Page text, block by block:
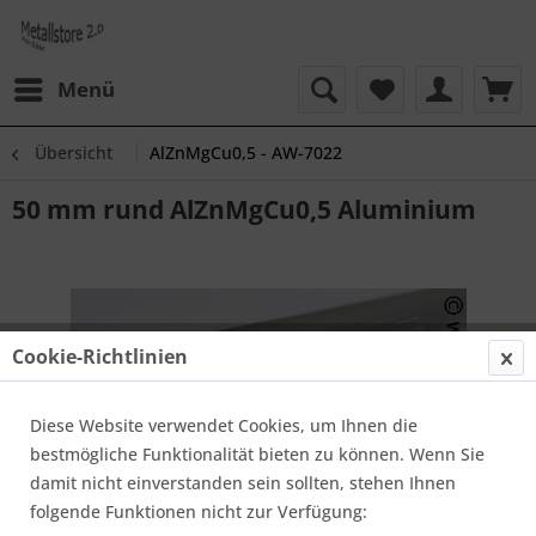
Menü
Übersicht AlZnMgCu0,5 - AW-7022
50 mm rund AlZnMgCu0,5 Aluminium
Cookie-Richtlinien
Diese Website verwendet Cookies, um Ihnen die
bestmögliche Funktionalität bieten zu können. Wenn Sie
damit nicht einverstanden sein sollten, stehen Ihnen
folgende Funktionen nicht zur Verfügung: